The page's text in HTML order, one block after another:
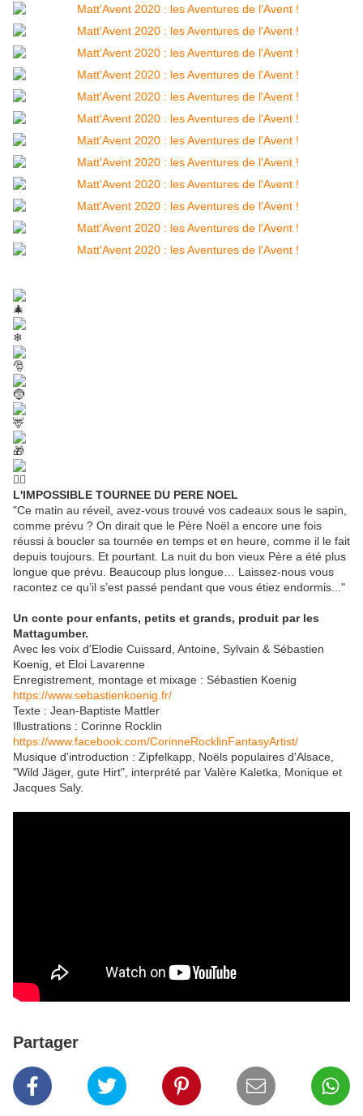
L'IMPOSSIBLE TOURNEE DU PERE NOEL
"Ce matin au réveil, avez-vous trouvé vos cadeaux sous le sapin,
comme prévu ? On dirait que le Père Noël a encore une fois
réussi à boucler sa tournée en temps et en heure, comme il le fait
depuis toujours. Et pourtant. La nuit du bon vieux Père a été plus
longue que prévu. Beaucoup plus longue… Laissez-nous vous
racontez ce qu’il s’est passé pendant que vous étiez endormis..."
Un conte pour enfants, petits et grands, produit par les
Mattagumber.
Avec les voix d'Elodie Cuissard, Antoine, Sylvain & Sébastien
Koenig, et Eloi Lavarenne
Enregistrement, montage et mixage : Sébastien Koenig
https://www.sebastienkoenig.fr/
Texte : Jean-Baptiste Mattler
Illustrations : Corinne Rocklin
https://www.facebook.com/CorinneRocklinFantasyArtist/
Musique d'introduction : Zipfelkapp, Noëls populaires d'Alsace,
"Wild Jäger, gute Hirt", interprété par Valère Kaletka, Monique et
Jacques Saly.
Partager